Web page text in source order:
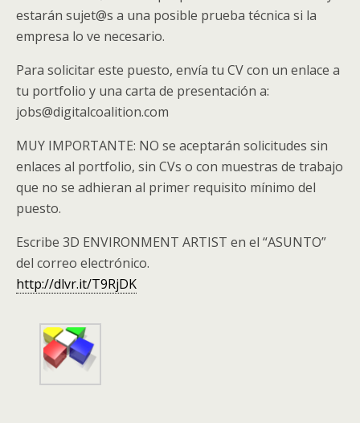
estarán sujet@s a una posible prueba técnica si la
empresa lo ve necesario.
Para solicitar este puesto, envía tu CV con un enlace a
tu portfolio y una carta de presentación a:
jobs@digitalcoalition.com
MUY IMPORTANTE: NO se aceptarán solicitudes sin
enlaces al portfolio, sin CVs o con muestras de trabajo
que no se adhieran al primer requisito mínimo del
puesto.
Escribe 3D ENVIRONMENT ARTIST en el “ASUNTO”
del correo electrónico.
http://dlvr.it/T9RjDK